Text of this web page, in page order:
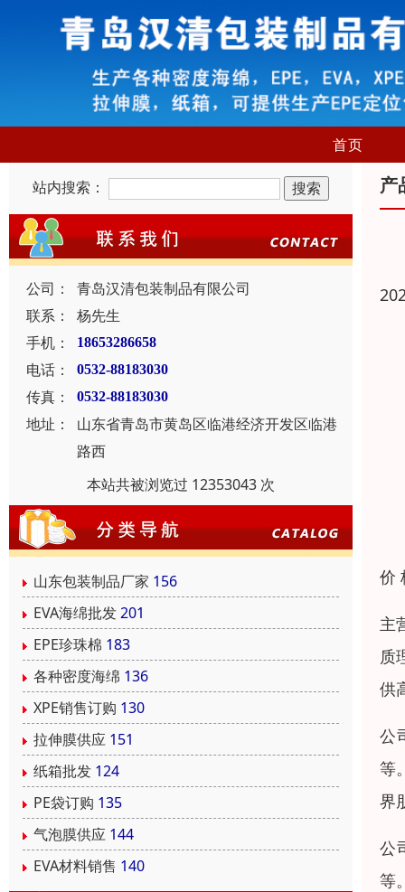
首页
站内搜索：
公司：
青岛汉清包装制品有限公司
联系：
杨先生
手机：
18653286658
电话： 0532-88183030
传真： 0532-88183030
地址：
山东省青岛市黄岛区临港经济开发区临港
路西
本站共被浏览过 12353043 次
山东包装制品厂家 156
EVA海绵批发201
EPE珍珠棉 183
各种密度海绵 136
XPE销售订购 130
拉伸膜供应 151
纸箱批发 124
PE袋订购 135
气泡膜供应 144
EVA材料销售 140
产
价
主
质
供
公
等
界
公
等